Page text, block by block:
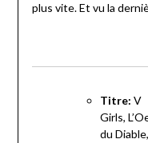
plus vite. Et vu la
Titre: V
Girls,
du Diable,